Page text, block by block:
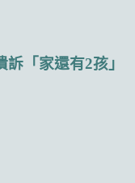
「家還有2孩」